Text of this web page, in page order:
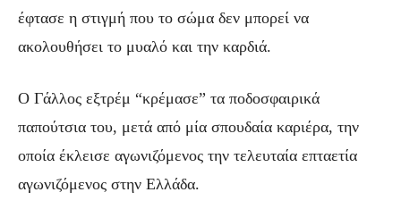
έφτασε η στιγμή που το σώμα δεν μπορεί να
ακολουθήσει το μυαλό και την καρδιά.
Ο Γάλλος εξτρέμ “κρέμασε” τα ποδοσφαιρικά
παπούτσια του, μετά από μία σπουδαία καριέρα, την
οποία έκλεισε αγωνιζόμενος την τελευταία επταετία
αγωνιζόμενος στην Ελλάδα.